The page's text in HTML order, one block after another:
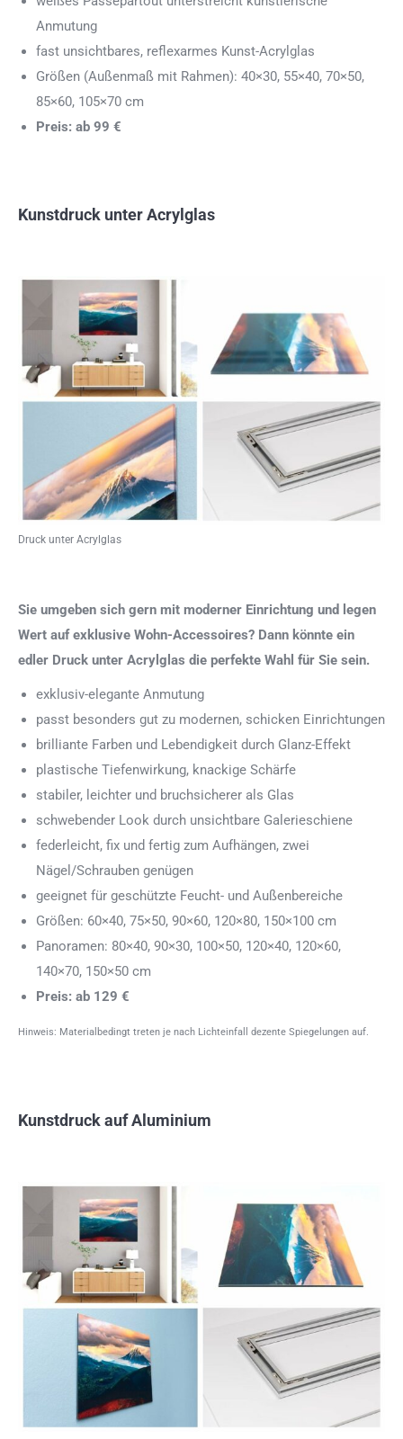
Anmutung
fast unsichtbares, reflexarmes Kunst-Acrylglas
Größen (Außenmaß mit Rahmen): 40×30, 55×40, 70×50,
85×60, 105×70 cm
Preis: ab 99 €
Kunstdruck unter Acrylglas
Druck unter Acrylglas
Sie umgeben sich gern mit moderner Einrichtung und legen
Wert auf exklusive Wohn-Accessoires? Dann könnte ein
edler Druck unter Acrylglas die perfekte Wahl für Sie sein.
exklusiv-elegante Anmutung
passt besonders gut zu modernen, schicken Einrichtungen
brilliante Farben und Lebendigkeit durch Glanz-Effekt
plastische Tiefenwirkung, knackige Schärfe
stabiler, leichter und bruchsicherer als Glas
schwebender Look durch unsichtbare Galerieschiene
federleicht, fix und fertig zum Aufhängen, zwei
Nägel/Schrauben genügen
geeignet für geschützte Feucht- und Außenbereiche
Größen: 60×40, 75×50, 90×60, 120×80, 150×100 cm
Panoramen: 80×40, 90×30, 100×50, 120×40, 120×60,
140×70, 150×50 cm
Preis: ab 129 €
Hinweis: Materialbedingt treten je nach Lichteinfall dezente Spiegelungen auf.
Kunstdruck auf Aluminium